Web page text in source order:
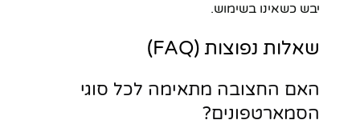
יבש כשאינו בשימוש.
שאלות נפוצות (FAQ)
האם החצובה מתאימה לכל סוגי
הסמארטפונים?